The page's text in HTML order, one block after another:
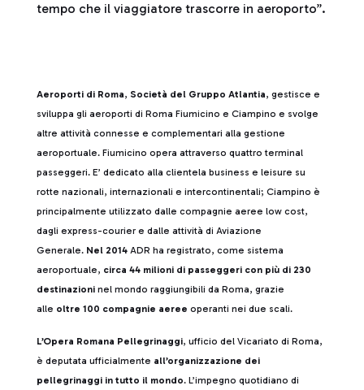
tempo che il viaggiatore trascorre in aeroporto”.
Aeroporti di Roma, Società del Gruppo Atlantia, gestisce e
sviluppa gli aeroporti di Roma Fiumicino e Ciampino e svolge
altre attività connesse e complementari alla gestione
aeroportuale. Fiumicino opera attraverso quattro terminal
passeggeri. E’ dedicato alla clientela business e leisure su
rotte nazionali, internazionali e intercontinentali; Ciampino è
principalmente utilizzato dalle compagnie aeree low cost,
dagli express-courier e dalle attività di Aviazione
Generale. Nel 2014 ADR ha registrato, come sistema
aeroportuale, circa 44 milioni di passeggeri con più di 230
destinazioni nel mondo raggiungibili da Roma, grazie
alle oltre 100 compagnie aeree operanti nei due scali.
L’Opera Romana Pellegrinaggi, ufficio del Vicariato di Roma,
è deputata ufficialmente all’organizzazione dei
pellegrinaggi in tutto il mondo. L’impegno quotidiano di